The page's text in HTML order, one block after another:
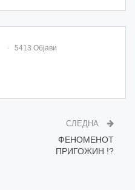
5413 Објави
СЛЕДНА
ФЕНОМЕНОТ
ПРИГОЖИН !?